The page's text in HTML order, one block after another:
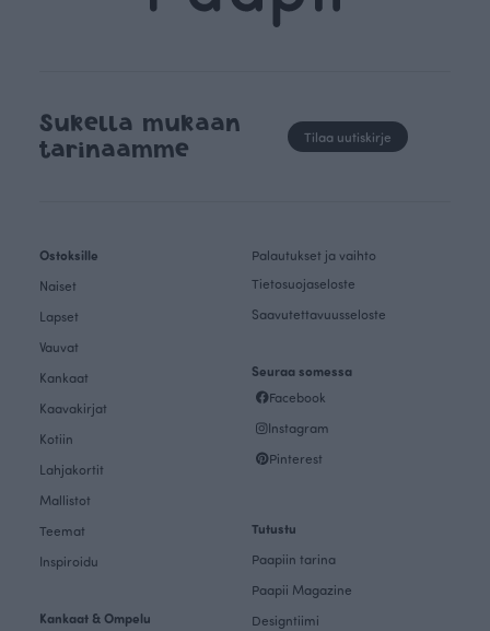
Sukella mukaan
tarinaamme
Tilaa uutiskirje
Ostoksille
Naiset
Lapset
Vauvat
Kankaat
Kaavakirjat
Kotiin
Lahjakortit
Mallistot
Teemat
Inspiroidu
Kankaat & Ompelu
Palautukset ja vaihto
Tietosuojaseloste
Saavutettavuusseloste
Seuraa somessa
Facebook
Instagram
Pinterest
Tutustu
Paapiin tarina
Paapii Magazine
Designtiimi